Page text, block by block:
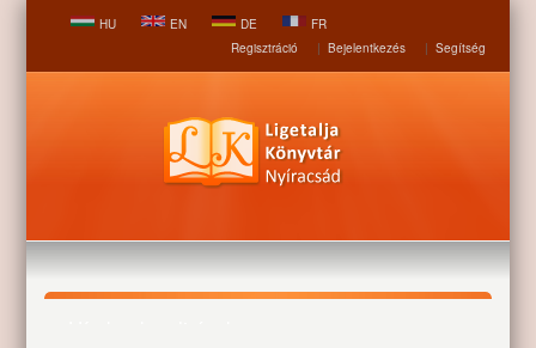
HU EN DE
FR
Regisztráció
| Bejelentkezés | Segítség